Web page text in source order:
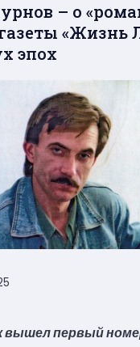
– о
«Жизнь
эпох
вышел первый